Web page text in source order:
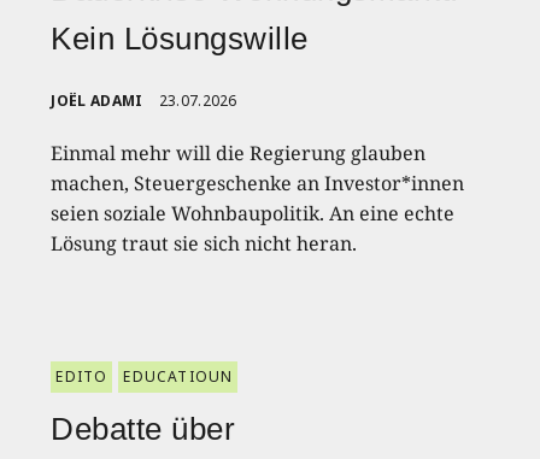
Kein Lösungswille
JOËL ADAMI 23.07.2026
Einmal mehr will die Regierung glauben
machen, Steuergeschenke an Investor*innen
seien soziale Wohnbaupolitik. An eine echte
Lösung traut sie sich nicht heran.
EDITO EDUCATIOUN
Debatte über